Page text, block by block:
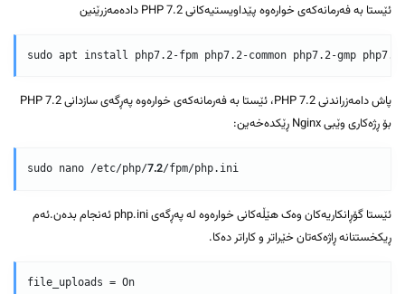
ئێستا بە فەرمانەکەی خوارەوە پێداویستیەکانی PHP 7.2 دادەمەزرێنین
پاش دامەزراندنی PHP 7.2، ئێستا بە فەرمانەکەی خوارەوە پەڕگەی سازدانی PHP 7.2
بۆ ڕژەکاری وێبی Nginx ڕێکدەخەین:
sudo nano /etc/php/7.2
ئێستا گۆڕانکاریەکان وەک هێڵەکانی خوارەوە لە پەڕگەی php.ini ئەنجام بدەن.ئەم
ڕیکخستنانە ڕاژەکەتان خێراتر و کاراتر دەکا.
file_uploads = On